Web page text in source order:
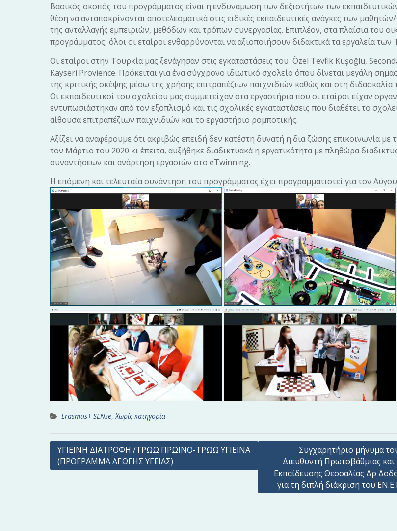
Βασικός σκοπός του προγράμματος είναι η ενδυνάμωση των δεξιοτήτων των
θέση να ανταποκρίνονται αποτελεσματικά στις ειδικές εκπαιδευτικές ανάγκες των
της ανταλλαγής εμπειριών, μεθόδων και τρόπων συνεργασίας. Επιπλέον, στα πλαίσια του
προγράμματος, όλοι οι εταίροι ενθαρρύνονται να αξιοποιήσουν διδακτικά τα εργαλεία των
Οι εταίροι στην Τουρκία μας ξενάγησαν στις εγκαταστάσεις του Özel Tevfik Kuşoğlu,
Kayseri Provience. Πρόκειται για ένα σύγχρονο ιδιωτικό σχολείο όπου δίνεται μεγάλη
της κριτικής σκέψης μέσω της χρήσης επιτραπέζιων παιχνιδιών καθώς και στη διδασκαλία
Οι εκπαιδευτικοί του σχολείου μας συμμετείχαν στα εργαστήρια που οι εταίροι είχαν
εντυπωσιάστηκαν από τον εξοπλισμό και τις σχολικές εγκαταστάσεις που διαθέτει το
αίθουσα επιτραπέζιων παιχνιδιών και το εργαστήριο ρομποτικής.
Αξίζει να αναφέρουμε ότι ακριβώς επειδή δεν κατέστη δυνατή η δια ζώσης επικοινωνία με
τον Μάρτιο του 2020 κι έπειτα, αυξήθηκε διαδικτυακά η εργατικότητα με πληθώρα
συναντήσεων και ανάρτηση εργασιών στο eTwinning.
Η επόμενη και τελευταία συνάντηση του προγράμματος έχει προγραμματιστεί για τον
Erasmus+ SENse, Χωρίς κατηγορία
ΥΓΙΕΙΝΗ ΔΙΑΤΡΟΦΗ /ΤΡΩΩ ΠΡΩΙΝΟ-ΤΡΩΩ ΥΓΙΕΙΝΑ
(ΠΡΟΓΡΑΜΜΑ ΑΓΩΓΗΣ ΥΓΕΙΑΣ)
Συγχαρητήριο μήνυμα
Διευθυντή Πρωτοβάθμιας
Εκπαίδευσης Θεσσαλίας Δρ
για τη διπλή διάκριση του